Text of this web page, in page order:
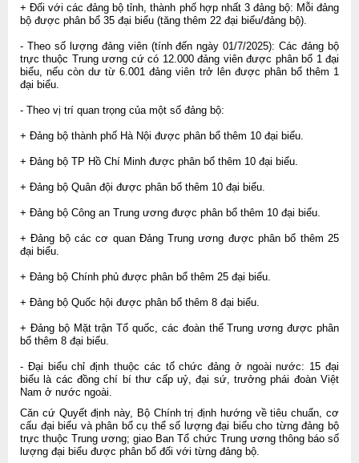
+ Đối với các đảng bộ tỉnh, thành phố hợp nhất 3 đảng bộ: Mỗi đảng
bộ được phân bổ 35 đại biểu (tăng thêm 22 đại biểu/đảng bộ).
- Theo số lượng đảng viên (tính đến ngày 01/7/2025): Các đảng bộ
trực thuộc Trung ương cứ có 12.000 đảng viên được phân bổ 1 đại
biểu, nếu còn dư từ 6.001 đảng viên trở lên được phân bổ thêm 1
đại biểu.
- Theo vị trí quan trọng của một số đảng bộ:
+ Đảng bộ thành phố Hà Nội được phân bổ thêm 10 đại biểu.
+ Đảng bộ TP Hồ Chí Minh được phân bổ thêm 10 đại biểu.
+ Đảng bộ Quân đội được phân bổ thêm 10 đại biểu.
+ Đảng bộ Công an Trung ương được phân bổ thêm 10 đại biểu.
+ Đảng bộ các cơ quan Đảng Trung ương được phân bổ thêm 25
đại biểu.
+ Đảng bộ Chính phủ được phân bổ thêm 25 đại biểu.
+ Đảng bộ Quốc hội được phân bổ thêm 8 đại biểu.
+ Đảng bộ Mặt trận Tổ quốc, các đoàn thể Trung ương được phân
bổ thêm 8 đại biểu.
- Đại biểu chỉ định thuộc các tổ chức đảng ở ngoài nước: 15 đại
biểu là các đồng chí bí thư cấp uỷ, đại sứ, trưởng phái đoàn Việt
Nam ở nước ngoài.
Căn cứ Quyết định này, Bộ Chính trị định hướng về tiêu chuẩn, cơ
cấu đại biểu và phân bổ cụ thể số lượng đại biểu cho từng đảng bộ
trực thuộc Trung ương; giao Ban Tổ chức Trung ương thông báo số
lượng đại biểu được phân bổ đối với từng đảng bộ.